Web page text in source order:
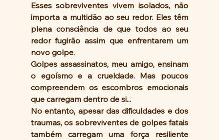
Esses sobreviventes vivem isolados, não
importa a multidão ao seu redor. Eles têm
plena consciência de que todos ao seu
redor fugirão assim que enfrentarem um
novo golpe.
Golpes assassinatos, meu amigo, ensinam
o egoísmo e a crueldade. Mas poucos
compreendem os escombros emocionais
que carregam dentro de si...
No entanto, apesar das dificuldades e dos
traumas, os sobreviventes de golpes fatais
também carregam uma força resiliente